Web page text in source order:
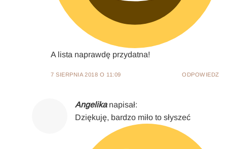
A lista naprawdę przydatna!
7 SIERPNIA 2018 O 11:09 ODPOWIEDZ
Angelika napisał:
Dziękuję, bardzo miło to słyszeć